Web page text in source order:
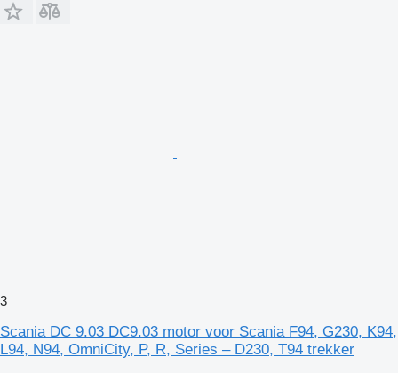
3
Scania DC 9.03 DC9.03 motor voor Scania F94, G230, K94,
L94, N94, OmniCity, P, R, Series – D230, T94 trekker